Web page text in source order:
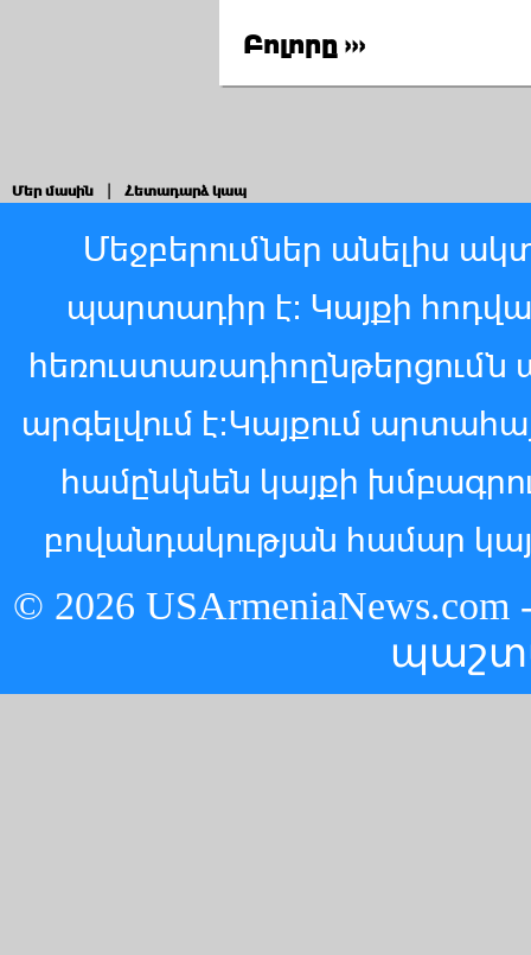
Բոլորը ›››
Մեր մասին Հետադարձ կապ
Մեջբերումներ անելիս
պարտադիր է: Կայքի
հեռուստառադիոընթերցումն
արգելվում է:Կայքում
համընկնեն կայքի
բովանդակության համար
© 2026